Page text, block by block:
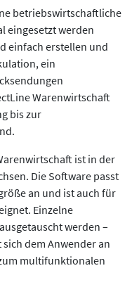
betriebswirtschaftliche
eingesetzt werden
einfach erstellen und
ein
Warenwirtschaft
bis zur
ist in der
Die Software passt
an und ist auch für
Einzelne
werden –
dem Anwender an
multifunktionalen